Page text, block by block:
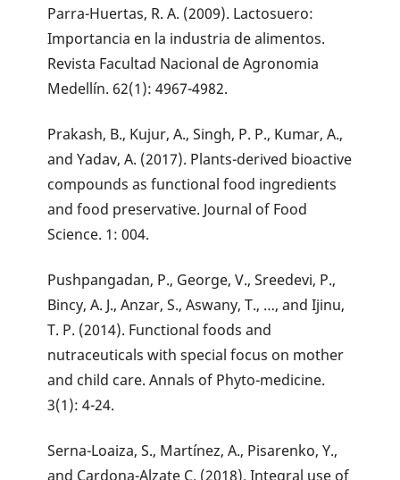
Parra-Huertas, R. A. (2009). Lactosuero:
Importancia en la industria de alimentos.
Revista Facultad Nacional de Agronomia
Medellín. 62(1): 4967-4982.
Prakash, B., Kujur, A., Singh, P. P., Kumar, A.,
and Yadav, A. (2017). Plants-derived bioactive
compounds as functional food ingredients
and food preservative. Journal of Food
Science. 1: 004.
Pushpangadan, P., George, V., Sreedevi, P.,
Bincy, A. J., Anzar, S., Aswany, T., …, and Ijinu,
T. P. (2014). Functional foods and
nutraceuticals with special focus on mother
and child care. Annals of Phyto-medicine.
3(1): 4-24.
Serna-Loaiza, S., Martínez, A., Pisarenko, Y.,
and Cardona-Alzate C. (2018). Integral use of